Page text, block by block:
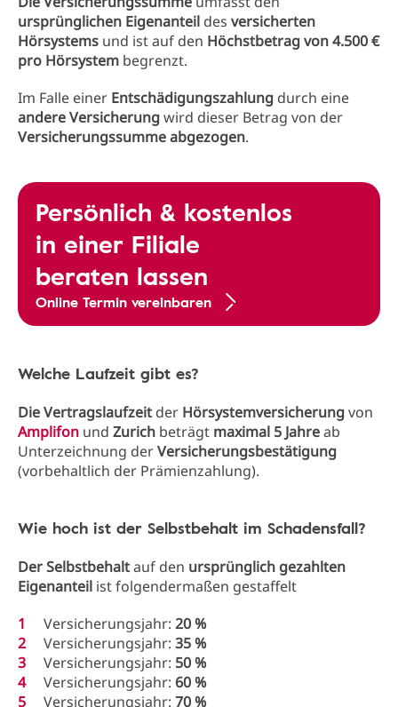
ursprünglichen Eigenanteil des versicherten
Hörsystems und ist auf den Höchstbetrag von 4.500 €
pro Hörsystem begrenzt.
Im Falle einer Entschädigungszahlung durch eine
andere Versicherungwird dieser Betrag von der
Versicherungssumme abgezogen.​
Persönlich & kostenlos
in einer Filiale
beraten lassen
Online Termin vereinbaren
Welche Laufzeit gibt es?
Die Vertragslaufzeit der Hörsystemversicherungvon
Amplifon und Zurich beträgt maximal 5 Jahreab
Unterzeichnung derVersicherungsbestätigung
(vorbehaltlich der Prämienzahlung).​
Wie hoch ist der Selbstbehalt im Schadensfall?
Der Selbstbehaltauf den ursprünglich gezahlten
Eigenanteil ist folgendermaßen gestaffelt
Versicherungsjahr: 20 %
Versicherungsjahr: 35 %
Versicherungsjahr: 50 %
Versicherungsjahr: 60 %
Versicherungsjahr: 70 %